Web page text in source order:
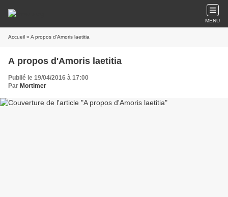
MENU
Accueil » A propos d'Amoris laetitia
A propos d'Amoris laetitia
Publié le 19/04/2016 à 17:00
Par Mortimer